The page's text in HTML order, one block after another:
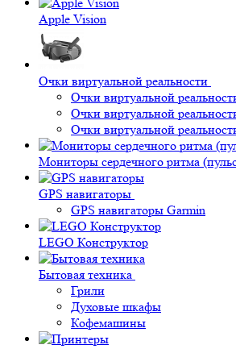
Apple Vision
Очки виртуальной реальности
Очки виртуальной
Очки виртуальной
Очки виртуальной
Мониторы сердечного ритма
GPS навигаторы
GPS навигаторы Garmin
LEGO Конструктор
Бытовая техника
Грили
Духовые шкафы
Кофемашины